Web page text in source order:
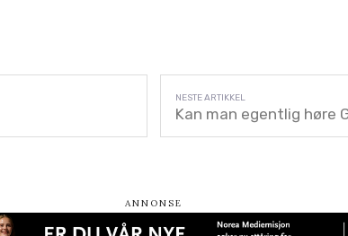
Kan man egentlig høre